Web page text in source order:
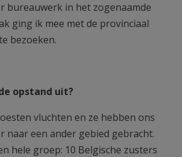
bureauwerk in het zogenaamde
ging ik mee met de provinciaal
bezoeken.
opstand uit?
vluchten en ze hebben ons
naar een ander gebied gebracht.
hele groep: 10 Belgische zusters